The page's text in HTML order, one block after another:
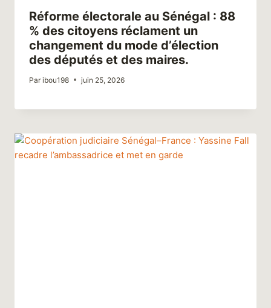
Réforme électorale au Sénégal : 88
% des citoyens réclament un
changement du mode d’élection
des députés et des maires.
Par ibou198 juin 25, 2026